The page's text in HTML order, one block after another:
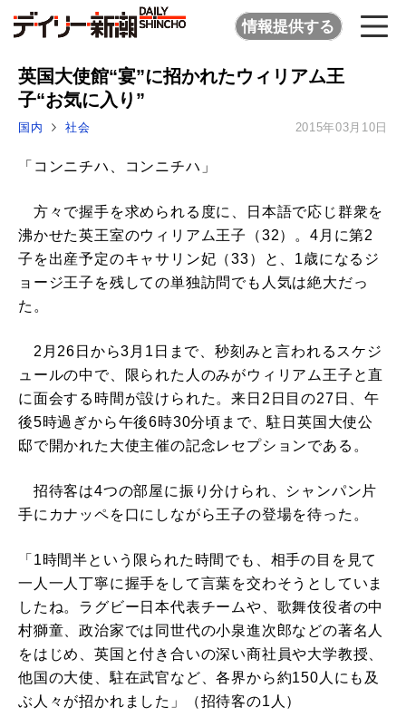
情報提供する
英国大使館“宴”に招かれたウィリアム王
子“お気に入り”
国内 社会 2015年03月10日
「コンニチハ、コンニチハ」
方々で握手を求められる度に、日本語で応じ群衆を
沸かせた英王室のウィリアム王子（32）。4月に第2
子を出産予定のキャサリン妃（33）と、1歳になるジ
ョージ王子を残しての単独訪問でも人気は絶大だっ
た。
2月26日から3月1日まで、秒刻みと言われるスケジ
ュールの中で、限られた人のみがウィリアム王子と直
に面会する時間が設けられた。来日2日目の27日、午
後5時過ぎから午後6時30分頃まで、駐日英国大使公
邸で開かれた大使主催の記念レセプションである。
招待客は4つの部屋に振り分けられ、シャンパン片
手にカナッペを口にしながら王子の登場を待った。
「1時間半という限られた時間でも、相手の目を見て
一人一人丁寧に握手をして言葉を交わそうとしていま
したね。ラグビー日本代表チームや、歌舞伎役者の中
村獅童、政治家では同世代の小泉進次郎などの著名人
をはじめ、英国と付き合いの深い商社員や大学教授、
他国の大使、駐在武官など、各界から約150人にも及
ぶ人々が招かれました」（招待客の1人）